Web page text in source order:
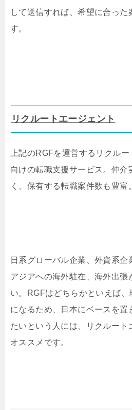
して送信すれば、希望に合った
す。
リクルートエージェント
上記のRGFを運営するリクル
向けの転職支援サービス。仲介
く、保有する転職案件数も豊富。
日系グローバル企業、外資系企
アジアへの海外駐在、海外出張
い。RGFはどちらかといえば
になるため、日本にベースを置
たいという人には、リクルート
オススメです。